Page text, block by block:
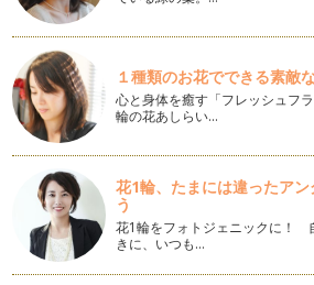
のに〜。」と呟くパパとママ。英語が苦…
英語のレッスン：プライベートVS. グルー
自分の英語教室をもっと良くしていくた
ルについていろいろと考えていました
お家での英語学習法：単語ゲーム
「英語のお勉強をさせようと思っても
てくれません。どうしたらいいでしょ
リンガ・フランカとしての英語
「English as a Lingua Franca（リンガ・
語）」とい…
１種類のお花でできる素敵
心と身体を癒す「フレッシュフ
輪の花あしらい…
花1輪、たまには違ったア
う
花1輪をフォトジェニックに！
きに、いつも…